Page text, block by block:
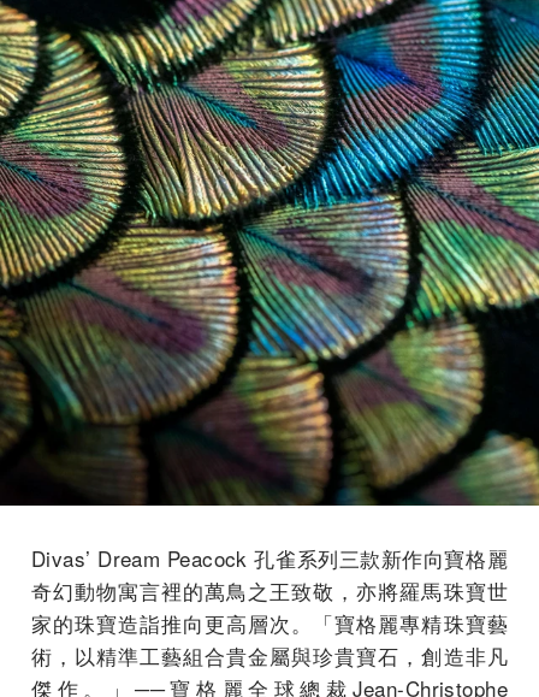
Divas’ Dream Peacock 孔雀系列三款新作向寶格麗
奇幻動物寓言裡的萬鳥之王致敬，亦將羅馬珠寶世
家的珠寶造詣推向更高層次。「寶格麗專精珠寶藝
術，以精準工藝組合貴金屬與珍貴寶石，創造非凡
傑作。
」──寶格麗全球總裁Jean-Christophe